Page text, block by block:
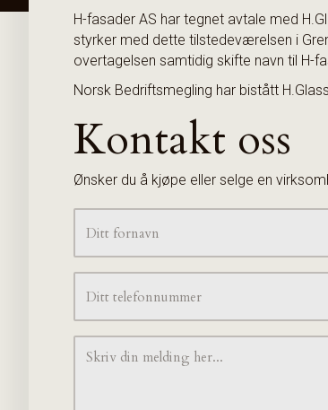
H-fasader AS har tegnet avtale med
styrker med dette tilstedeværelsen i
overtagelsen samtidig skifte navn til H-
Norsk Bedriftsmegling har bistått
Kontakt oss
Ønsker du å kjøpe eller selge en